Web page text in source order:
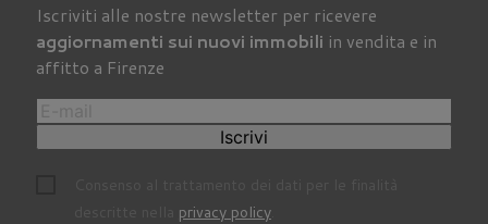
Iscriviti alle nostre newsletter per ricevere
aggiornamenti sui nuovi immobili in vendita e in
affitto a Firenze
Iscrivi
privacy policy.